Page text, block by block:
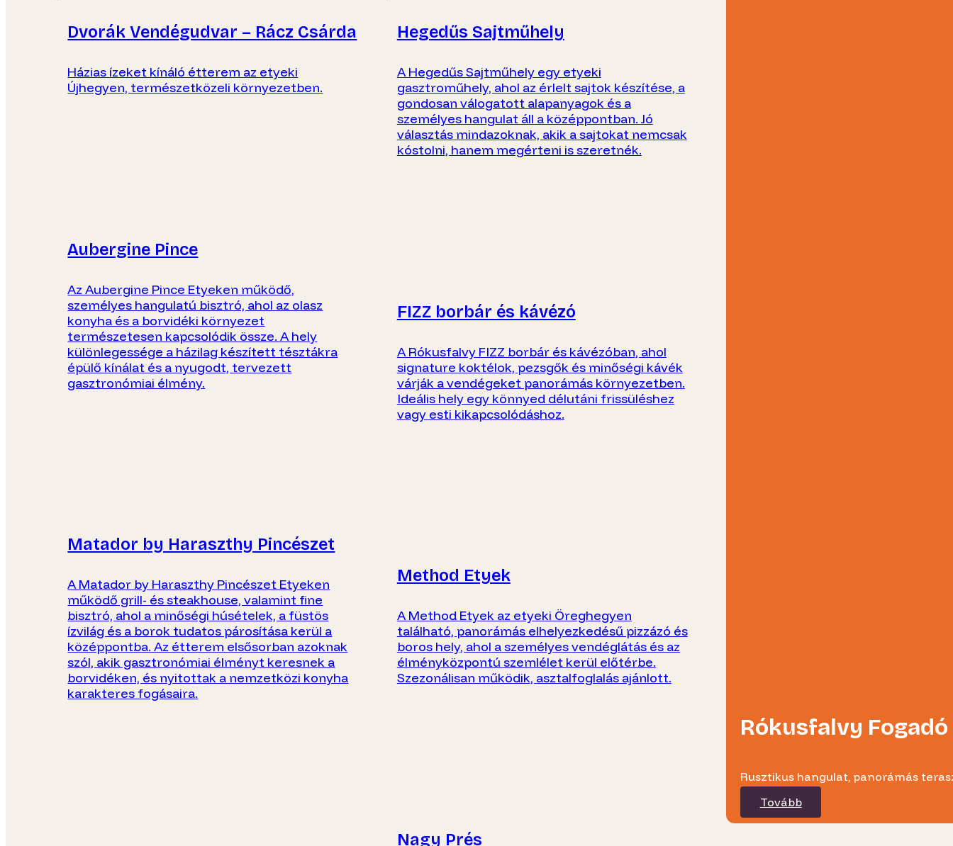
Dvorák Vendégudvar – Rácz Csárda
Házias ízeket kínáló étterem az etyeki
Újhegyen, természetközeli környezetben.
Aubergine Pince
Az Aubergine Pince Etyeken működő,
személyes hangulatú bisztró, ahol az olasz
konyha és a borvidéki környezet
természetesen kapcsolódik össze. A hely
különlegessége a házilag készített tésztákra
épülő kínálat és a nyugodt, tervezett
gasztronómiai élmény.
Matador by Haraszthy Pincészet
A Matador by Haraszthy Pincészet Etyeken
működő grill- és steakhouse, valamint fine
bisztró, ahol a minőségi húsételek, a füstös
ízvilág és a borok tudatos párosítása kerül a
középpontba. Az étterem elsősorban azoknak
szól, akik gasztronómiai élményt keresnek a
borvidéken, és nyitottak a nemzetközi konyha
karakteres fogásaira.
Hegedűs Sajtműhely
A Hegedűs Sajtműhely egy etyeki
gasztroműhely, ahol az érlelt sajtok készítése, a
gondosan válogatott alapanyagok és a
személyes hangulat áll a középpontban. Jó
választás mindazoknak, akik a sajtokat nemcsak
kóstolni, hanem megérteni is szeretnék.
FIZZ borbár és kávézó
A Rókusfalvy FIZZ borbár és kávézóban, ahol
signature koktélok, pezsgők és minőségi kávék
várják a vendégeket panorámás környezetben.
Ideális hely egy könnyed délutáni frissüléshez
vagy esti kikapcsolódáshoz.
Method Etyek
A Method Etyek az etyeki Öreghegyen
található, panorámás elhelyezkedésű pizzázó és
boros hely, ahol a személyes vendéglátás és az
élményközpontú szemlélet kerül előtérbe.
Szezonálisan működik, asztalfoglalás ajánlott.
Nagy Prés
Rókusfalvy
Rusztikus hangulat, panorámás
Tovább